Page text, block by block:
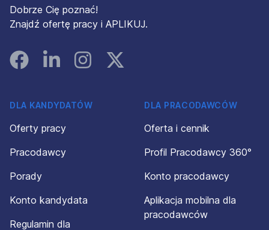
Dobrze Cię poznać!
Znajdź ofertę pracy i APLIKUJ.
FacebookLinked InInstagramInstagram
DLA KANDYDATÓW
Oferty pracy
Pracodawcy
Porady
Konto kandydata
Regulamin dla
DLA PRACODAWCÓW
Oferta i cennik
Profil Pracodawcy 360°
Konto pracodawcy
Aplikacja mobilna dla
pracodawców